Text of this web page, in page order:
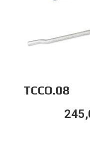
TCCO.08